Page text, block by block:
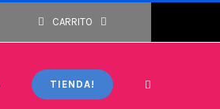
CARRITO
TIENDA!